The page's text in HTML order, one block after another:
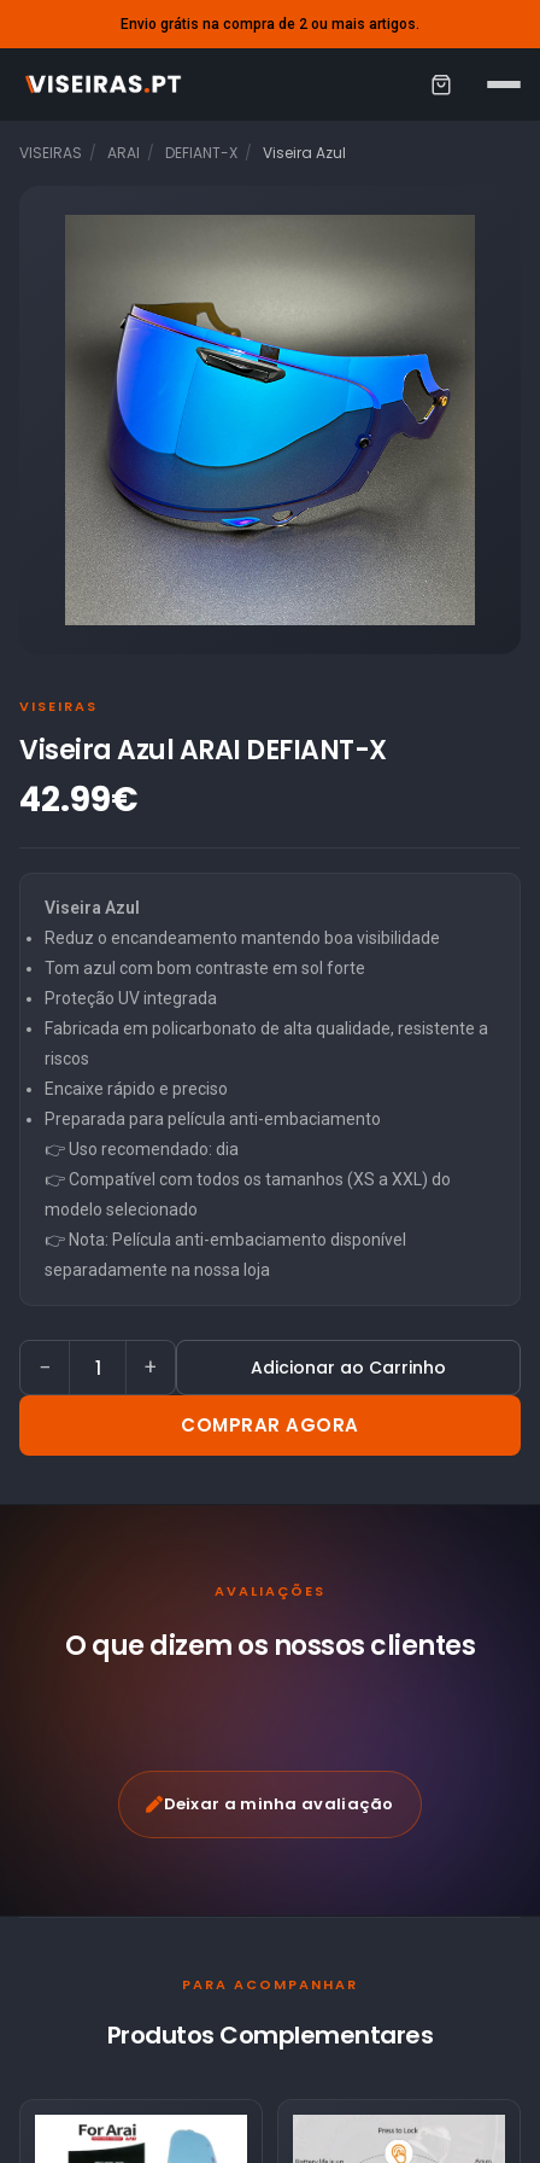
Envio grátis na compra de 2 ou mais artigos.
C
r
VISEIRAS ARAI DEFIANT-X Viseira Azul
VISEIRAS
Viseira Azul ARAI DEFIANT-X
42.99€
Viseira Azul
Reduz o encandeamento mantendo boa visibilidade
Tom azul com bom contraste em sol forte
Proteção UV integrada
Fabricada em policarbonato de alta qualidade, resistente a
riscos
Encaixe rápido e preciso
Preparada para película anti-embaciamento
👉 Uso recomendado: dia
👉 Compatível com todos os tamanhos (XS a XXL) do
modelo selecionado
👉 Nota: Película anti-embaciamento disponível
separadamente na nossa loja
− + Adicionar ao Carrinho
COMPRAR AGORA
AVALIAÇÕES
O que dizem os nossosclientes
Deixar a minha avaliação
PARA ACOMPANHAR
Produtos Complementares